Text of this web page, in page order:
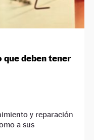
deben tener
y reparación
a sus